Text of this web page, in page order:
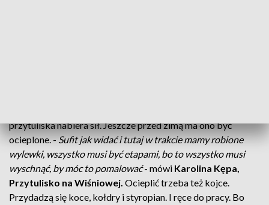
przytuliska nabiera sił. Jeszcze przed zimą ma ono być
ocieplone. -Sufit jak widać i tutaj w trakcie mamy robione
wylewki, wszystko musi być etapami, bo to wszystko musi
wyschnąć, by móc to pomalować- mówi Karolina Kępa,
Przytulisko na Wiśniowej. Ocieplić trzeba też kojce.
Przydadzą się koce, kołdry i styropian. I ręce do pracy. Bo